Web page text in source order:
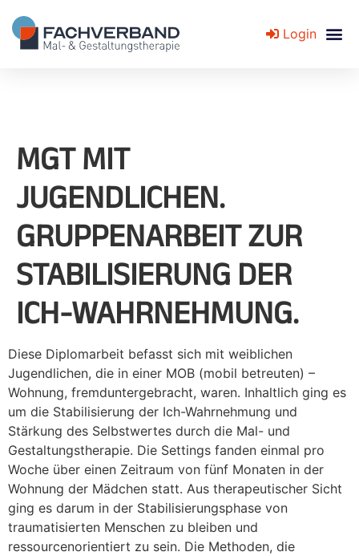
Login
MGT MIT
JUGENDLICHEN.
GRUPPENARBEIT ZUR
STABILISIERUNG DER
ICH-WAHRNEHMUNG.
Diese Diplomarbeit befasst sich mit weiblichen
Jugendlichen, die in einer MOB (mobil betreuten) –
Wohnung, fremduntergebracht, waren. Inhaltlich ging es
um die Stabilisierung der Ich-Wahrnehmung und
Stärkung des Selbstwertes durch die Mal- und
Gestaltungstherapie. Die Settings fanden einmal pro
Woche über einen Zeitraum von fünf Monaten in der
Wohnung der Mädchen statt. Aus therapeutischer Sicht
ging es darum in der Stabilisierungsphase von
traumatisierten Menschen zu bleiben und
ressourcenorientiert zu sein. Die Methoden, die